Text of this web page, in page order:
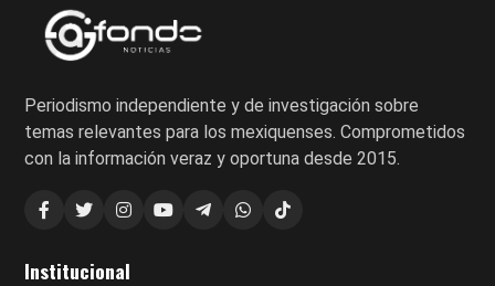
Periodismo independiente y de investigación sobre
temas relevantes para los mexiquenses. Comprometidos
con la información veraz y oportuna desde 2015.
Institucional